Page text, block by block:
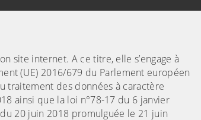
site internet. A ce titre, elle s’engage à
(UE) 2016/679 du Parlement européen
traitement des données à caractère
ainsi que la loi n°78-17 du 6 janvier
20 juin 2018 promulguée le 21 juin